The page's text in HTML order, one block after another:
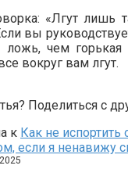
«Лгут лишь
вы
ложь, чем горькая
вокруг вам лгут.
Поделиться с
к Как не испортить
если я ненавижу